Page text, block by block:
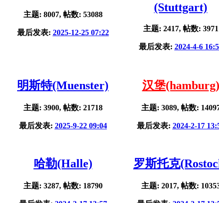
主题: 8007, 帖数: 53088
最后发表: 2025-12-25 07:22
(Stuttgart)
主题: 2417, 帖数: 3971
最后发表: 2024-4-6
明斯特(Muenster)
主题: 3900, 帖数: 21718
最后发表: 2025-9-22 09:04
汉堡(hamburg)
主题: 3089, 帖数:
最后发表: 2024-2-17
哈勒(Halle)
主题: 3287, 帖数: 18790
罗斯托克
主题: 2017, 帖数: